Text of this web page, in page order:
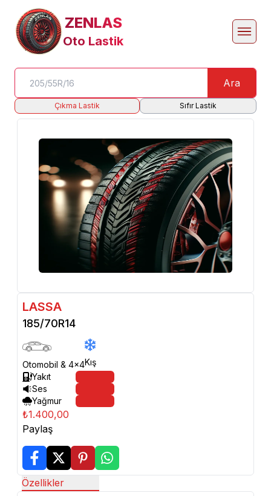
ZENLAS
Oto Lastik
Ara
Çıkma Lastik Sıfır Lastik
LASSA
185/70R14
Otomobil & 4x4Kış
Yakıt
Ses
Yağmur
₺1.400,00
Paylaş
Özellikler